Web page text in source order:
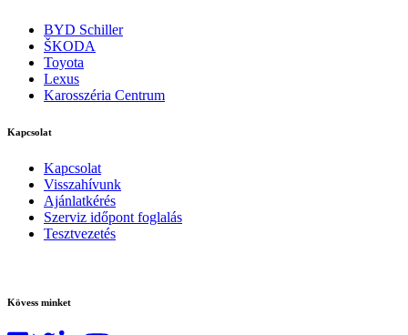
BYD Schiller
ŠKODA
Toyota
Lexus
Karosszéria Centrum
Kapcsolat
Kapcsolat
Visszahívunk
Ajánlatkérés
Szerviz időpont foglalás
Tesztvezetés
Kövess minket